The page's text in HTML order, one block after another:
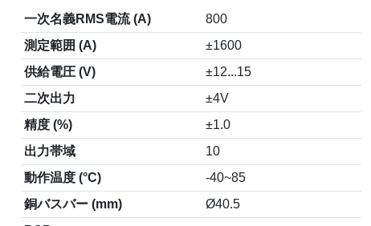
一次名義RMS電流 (A)
800
測定範囲 (A)
±1600
供給電圧 (V)
±12...15
二次出力
±4V
精度 (%)
±1.0
出力帯域
10
動作温度 (°C)
-40~85
銅バスバー (mm)
Ø40.5